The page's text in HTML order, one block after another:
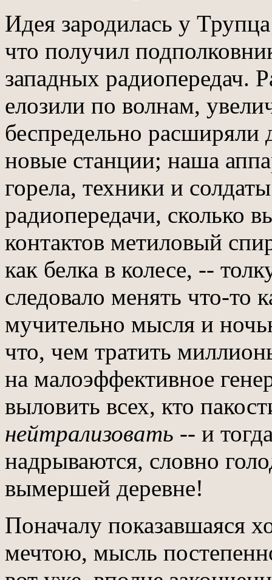
Идея зародилась у
что получил
западных радиопередач.
елозили по волнам,
беспредельно расширяли
новые станции; наша
горела, техники и
радиопередачи, сколько
контактов метиловый
как белка в колесе, --
следовало менять что-то
мучительно мысля и
что, чем тратить
на малоэффективное
выловить всех, кто
нейтрализовать -- и
надрываются, словно
вымершей деревне!
Поначалу показавшаяся
мечтою, мысль